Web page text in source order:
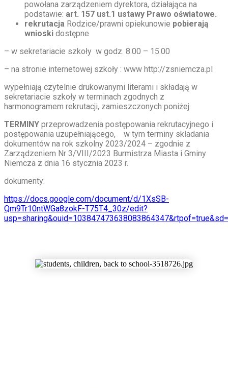
powołana zarządzeniem dyrektora, działająca na
podstawie: art. 157 ust.1 ustawy Prawo oświatowe.
rekrutacja Rodzice/prawni opiekunowie pobierają
wnioski dostępne
– w sekretariacie szkoły w godz. 8.00 – 15.00
– na stronie internetowej szkoły : www http://zsniemcza.pl
wypełniają czytelnie drukowanymi literami i składają w
sekretariacie szkoły w terminach zgodnych z
harmonogramem rekrutacji, zamieszczonych poniżej.
TERMINY przeprowadzenia postępowania rekrutacyjnego i
postępowania uzupełniającego, w tym terminy składania
dokumentów na rok szkolny 2023/2024 – zgodnie z
Zarządzeniem Nr 3/VIII/2023 Burmistrza Miasta i Gminy
Niemcza z dnia 16 stycznia 2023 r.
dokumenty:
https://docs.google.com/document/d/1XsSB-
Qm9Tr10ntWGa8zokF-T75T4_30z/edit?